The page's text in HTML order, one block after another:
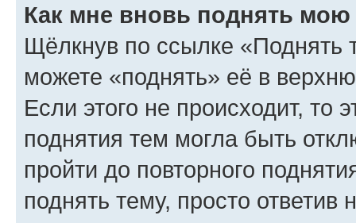
Как мне вновь поднять мою
Щёлкнув по ссылке «Поднять
можете «поднять» её в
Если этого не происходит, то
поднятия тем могла быть
пройти до повторного
поднять тему, просто ответив